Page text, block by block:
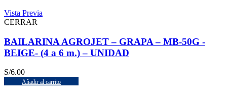
Vista Previa
CERRAR
BAILARINA AGROJET – GRAPA – MB-50G -
BEIGE- (4 a 6 m.) – UNIDAD
S/6.00
Añadir al carrito